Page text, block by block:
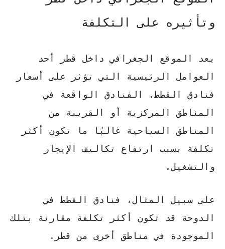
وتأثيره على التكلفة
يعد الموقع الجغرافي داخل قطر أحد
العوامل الرئيسية التي تؤثر على
أسعار
فنادق القطط.
الفنادق الواقعة في
المناطق المركزية أو القريبة من
المناطق السياحية غالبًا ما تكون أكثر
تكلفة بسبب ارتفاع تكاليف الإيجار
والتشغيل.
على سبيل المثال، فنادق القطط في
الدوحة قد تكون أكثر تكلفة مقارنة بتلك
الموجودة في مناطق أخرى من قطر.